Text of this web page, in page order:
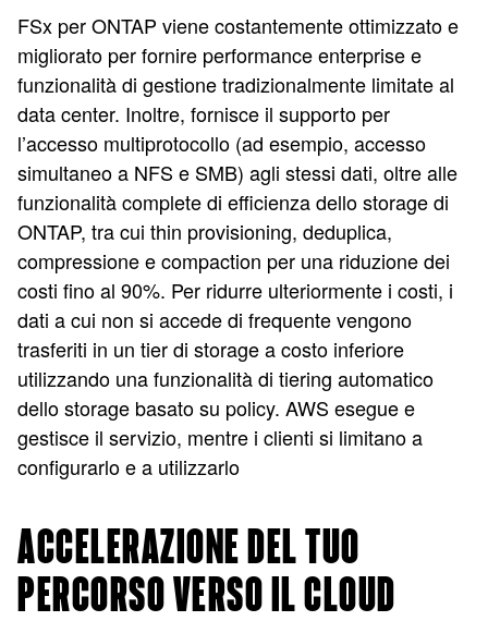
FSx per ONTAP viene costantemente ottimizzato e
migliorato per fornire performance enterprise e
funzionalità di gestione tradizionalmente limitate al
data center. Inoltre, fornisce il supporto per
l’accesso multiprotocollo (ad esempio, accesso
simultaneo a NFS e SMB) agli stessi dati, oltre alle
funzionalità complete di efficienza dello storage di
ONTAP, tra cui thin provisioning, deduplica,
compressione e compaction per una riduzione dei
costi fino al 90%. Per ridurre ulteriormente i costi, i
dati a cui non si accede di frequente vengono
trasferiti in un tier di storage a costo inferiore
utilizzando una funzionalità di tiering automatico
dello storage basato su policy. AWS esegue e
gestisce il servizio, mentre i clienti si limitano a
configurarlo e a utilizzarlo
ACCELERAZIONE DEL TUO
PERCORSO VERSO IL CLOUD